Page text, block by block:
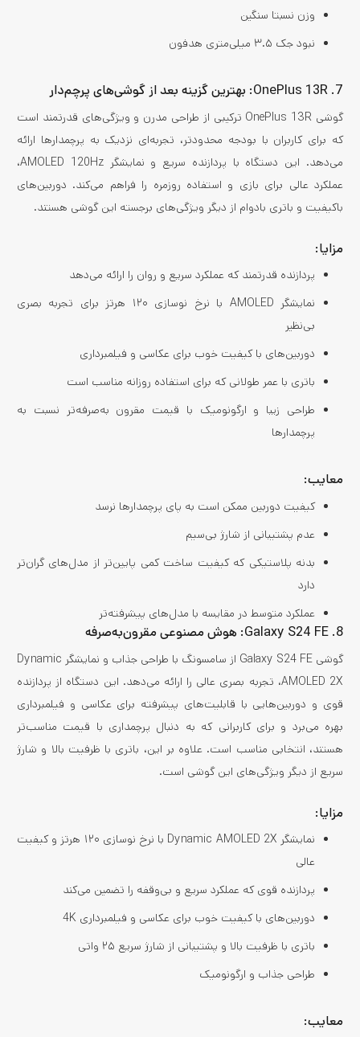
وزن نسبتا سنگین
نبود جک ۳.۵ میلی‌متری هدفون
7. OnePlus 13R: بهترین گزینه بعد از گوشی‌های پرچم‌دار
گوشی OnePlus 13R ترکیبی از طراحی مدرن و ویژگی‌های قدرتمند است
که برای کاربران با بودجه محدودتر، تجربه‌ای نزدیک به پرچمدارها ارائه
می‌دهد. این دستگاه با پردازنده سریع و نمایشگر AMOLED 120Hz،
عملکرد عالی برای بازی و استفاده روزمره را فراهم می‌کند. دوربین‌های
باکیفیت و باتری بادوام از دیگر ویژگی‌های برجسته این گوشی هستند.
مزایا:
پردازنده قدرتمند که عملکرد سریع و روان را ارائه می‌دهد
نمایشگر AMOLED با نرخ نوسازی ۱۲۰ هرتز برای تجربه بصری
بی‌نظیر
دوربین‌های با کیفیت خوب برای عکاسی و فیلمبرداری
باتری با عمر طولانی که برای استفاده روزانه مناسب است
طراحی زیبا و ارگونومیک با قیمت مقرون به‌صرفه‌تر نسبت به
پرچمدارها
معایب:
کیفیت دوربین ممکن است به پای پرچمدارها نرسد
عدم پشتیبانی از شارژ بی‌سیم
بدنه پلاستیکی که کیفیت ساخت کمی پایین‌تر از مدل‌های گران‌تر
دارد
عملکرد متوسط در مقایسه با مدل‌های پیشرفته‌تر
8. Galaxy S24 FE: هوش مصنوعی مقرون‌به‌صرفه
گوشی Galaxy S24 FE از سامسونگ با طراحی جذاب و نمایشگر Dynamic
AMOLED 2X، تجربه بصری عالی را ارائه می‌دهد. این دستگاه از پردازنده
قوی و دوربین‌هایی با قابلیت‌های پیشرفته برای عکاسی و فیلمبرداری
بهره می‌برد و برای کاربرانی که به دنبال پرچمداری با قیمت مناسب‌تر
هستند، انتخابی مناسب است. علاوه بر این، باتری با ظرفیت بالا و شارژ
سریع از دیگر ویژگی‌های این گوشی است.
مزایا:
نمایشگر Dynamic AMOLED 2X با نرخ نوسازی ۱۲۰ هرتز و کیفیت
عالی
پردازنده قوی که عملکرد سریع و بی‌وقفه را تضمین می‌کند
دوربین‌های با کیفیت خوب برای عکاسی و فیلمبرداری 4K
باتری با ظرفیت بالا و پشتیبانی از شارژ سریع ۲۵ واتی
طراحی جذاب و ارگونومیک
معایب: